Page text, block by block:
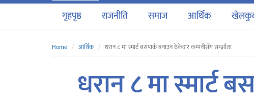
गृहपृष्ठ राजनीति समाज आर्थिक
Home आर्थिक धरान ८ मा स्मार्ट बसपार्क बनाउन ठेकेदार कम्पनीसँग सम्झौता
धरान ८ मा स्मार्ट